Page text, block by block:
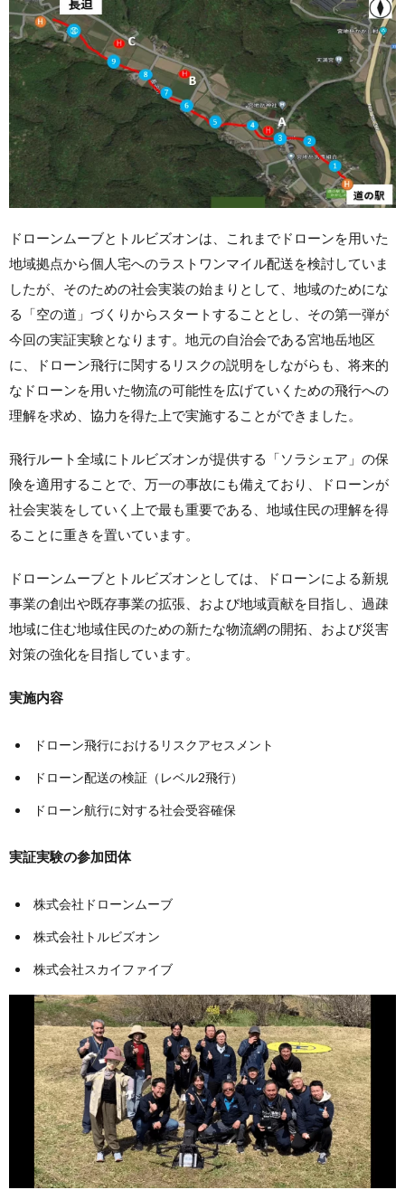
ドローンムーブとトルビズオンは、これまでドローンを用いた
地域拠点から個人宅へのラストワンマイル配送を検討していま
したが、そのための社会実装の始まりとして、地域のためにな
る「空の道」づくりからスタートすることとし、その第一弾が
今回の実証実験となります。地元の自治会である宮地岳地区
に、ドローン飛行に関するリスクの説明をしながらも、将来的
なドローンを用いた物流の可能性を広げていくための飛行への
理解を求め、協力を得た上で実施することができました。
飛行ルート全域にトルビズオンが提供する「ソラシェア」の保
険を適用することで、万一の事故にも備えており、ドローンが
社会実装をしていく上で最も重要である、地域住民の理解を得
ることに重きを置いています。
ドローンムーブとトルビズオンとしては、ドローンによる新規
事業の創出や既存事業の拡張、および地域貢献を目指し、過疎
地域に住む地域住民のための新たな物流網の開拓、および災害
対策の強化を目指しています。
実施内容
ドローン飛行におけるリスクアセスメント
ドローン配送の検証（レベル2飛行）
ドローン航行に対する社会受容確保
実証実験の参加団体
株式会社ドローンムーブ
株式会社トルビズオン
株式会社スカイファイブ